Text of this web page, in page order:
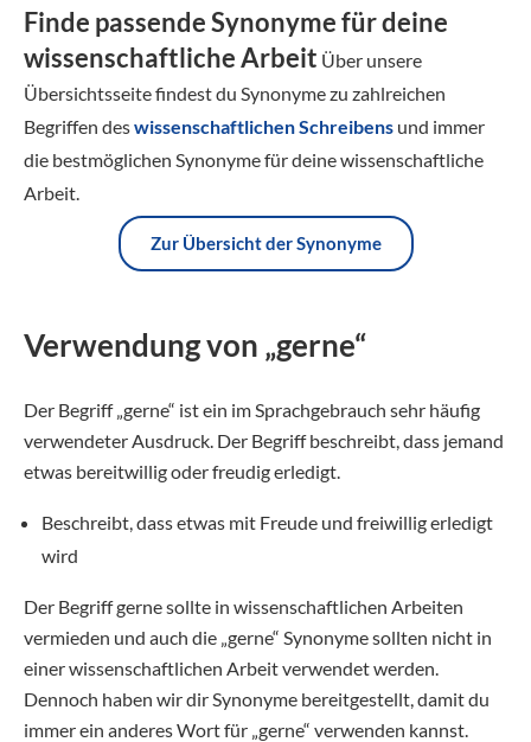
Finde passende Synonyme für deine
wissenschaftliche Arbeit Über unsere
Übersichtsseite findest du Synonyme zu zahlreichen
Begriffen deswissenschaftlichen Schreibens und immer
die bestmöglichen Synonyme für deine wissenschaftliche
Arbeit.
Zur Übersicht der Synonyme
Verwendung von „gerne“
Der Begriff „gerne“ ist ein im Sprachgebrauch sehr häufig
verwendeter Ausdruck. Der Begriff beschreibt, dass jemand
etwas bereitwillig oder freudig erledigt.
Beschreibt, dass etwas mit Freude und freiwillig erledigt
wird
Der Begriff gerne sollte in wissenschaftlichen Arbeiten
vermieden und auch die „gerne“ Synonyme sollten nicht in
einer wissenschaftlichen Arbeit verwendet werden.
Dennoch haben wir dir Synonyme bereitgestellt, damit du
immer ein anderes Wort für „gerne“ verwenden kannst.